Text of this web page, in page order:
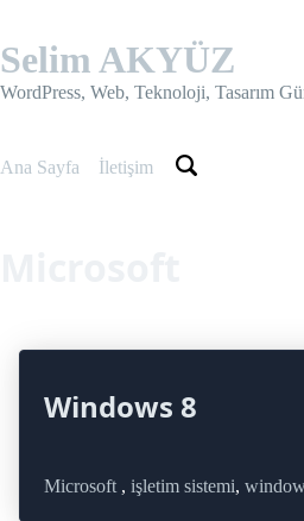
content
Selim AKYÜZ
WordPress, Web, Teknoloji, Tasarım
Ana Sayfa İletişim
Windows 8
Microsoft , işletim sistemi,